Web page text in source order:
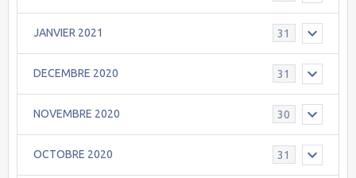
JANVIER 2021 31
DECEMBRE 2020 31
NOVEMBRE 2020 30
OCTOBRE 2020 31